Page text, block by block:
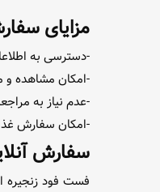
مزایای
-دسترسی به
-امکان مشاهده و
-عدم نیاز به
-امکان سفارش
سفارش
فست فود زنجیره